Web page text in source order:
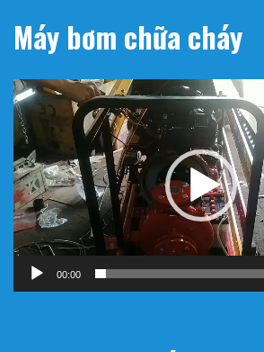
Máy bơm chữa cháy
Trình
chơi
Video
00:00